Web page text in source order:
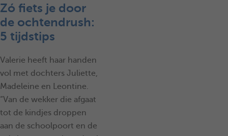
Zó fiets je door
de ochtendrush:
5 tijdstips
Valerie heeft haar handen
vol met dochters Juliette,
Madeleine en Leontine.
“Van de wekker die afgaat
tot de kindjes droppen
aan de schoolpoort en de